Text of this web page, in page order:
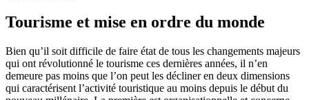
Tourisme et mise en ordre du monde
Bien qu’il soit difficile de faire état de tous les changements majeurs
qui ont révolutionné le tourisme ces dernières années, il n’en
demeure pas moins que l’on peut les décliner en deux dimensions
qui caractérisent l’activité touristique au moins depuis le début du